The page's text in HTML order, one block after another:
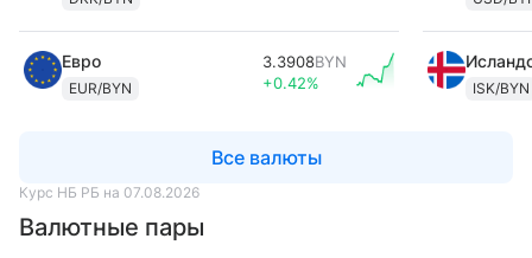
Евро
EUR/BYN
3.3908BYN
+0.42%
ISK/BYN
Все валюты
Курс НБ РБ на 07.08.2026
Валютные пары